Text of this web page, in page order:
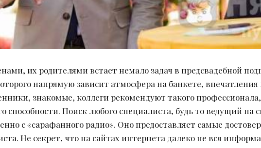
их родителями встает немало задач в предсвадебной
напрямую зависит атмосфера на банкете, впечатления
знакомые, коллеги рекомендуют такого
способности. Поиск любого специалиста, будь то ведущий на
с «сарафанного радио». Оно предоставляет самые
Не секрет, что на сайтах интернета далеко не вся